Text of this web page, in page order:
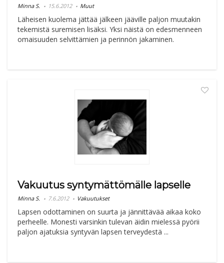
Minna S. 15.6.2012 Muut
Läheisen kuolema jättää jälkeen jääville paljon muutakin
tekemistä suremisen lisäksi. Yksi näistä on edesmenneen
omaisuuden selvittämien ja perinnön jakaminen.
Vakuutus syntymättömälle lapselle
Minna S. 7.6.2012 Vakuutukset
Lapsen odottaminen on suurta ja jännittävää aikaa koko
perheelle. Monesti varsinkin tulevan äidin mielessä pyörii
paljon ajatuksia syntyvän lapsen terveydestä ...